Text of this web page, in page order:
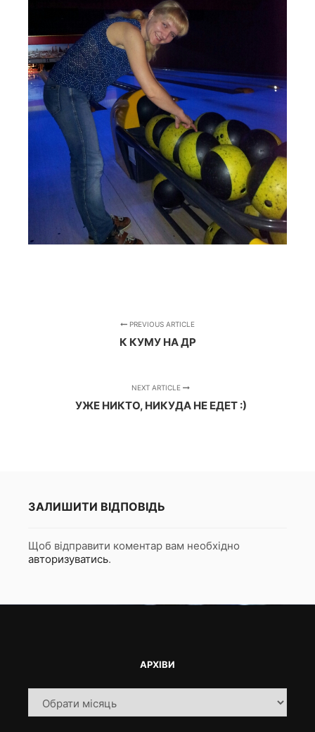
PREVIOUS ARTICLE
К КУМУ НА ДР
NEXT ARTICLE
УЖЕ НИКТО, НИКУДА НЕ ЕДЕТ :)
ЗАЛИШИТИ ВІДПОВІДЬ
Щоб відправити коментар вам необхідно
авторизуватись.
АРХІВИ
Архіви